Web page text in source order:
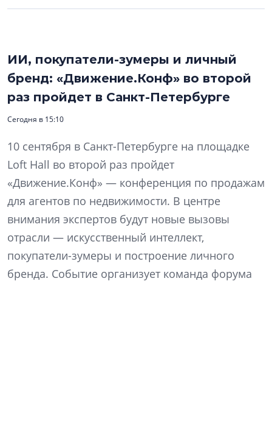
ИИ, покупатели-зумеры и личный
бренд: «Движение.Конф» во второй
раз пройдет в Санкт-Петербурге
Сегодня в 15:10
10 сентября в Санкт-Петербурге на площадке
Loft Hall во второй раз пройдет
«Движение.Конф» — конференция по продажам
для агентов по недвижимости. В центре
внимания экспертов будут новые вызовы
отрасли — искусственный интеллект,
покупатели-зумеры и построение личного
бренда. Событие организует команда форума